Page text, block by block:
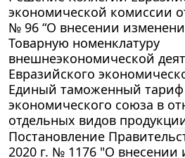
экономической комиссии
№ 96 “О внесении
Товарную номенклатуру
внешнеэкономической
Евразийского
Единый таможенный тариф
экономического союза в
отдельных видов
Постановление
2020 г. № 1176 "О внесении